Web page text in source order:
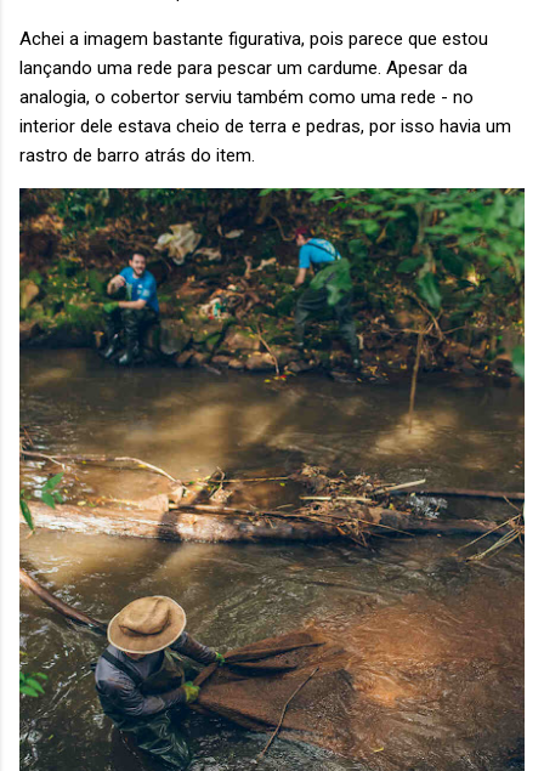
Achei a imagem bastante figurativa, pois parece que estou
lançando uma rede para pescar um cardume. Apesar da
analogia, o cobertor serviu também como uma rede - no
interior dele estava cheio de terra e pedras, por isso havia um
rastro de barro atrás do item.